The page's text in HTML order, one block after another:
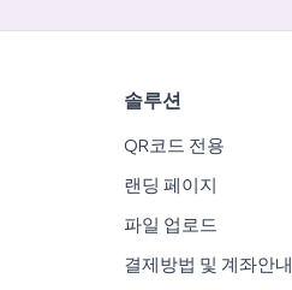
솔루션
QR코드 전용
랜딩 페이지
파일 업로드
결제방법 및 계좌안내